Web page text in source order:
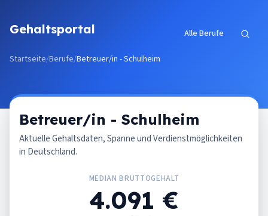
Gehaltsportal Alle Berufe
Startseite/Berufe/Betreuer/in - Schulheim
Betreuer/in - Schulheim
Aktuelle Gehaltsdaten, Spanne und Verdienstmöglichkeiten
in Deutschland.
MEDIAN BRUTTOGEHALT
4.091 €